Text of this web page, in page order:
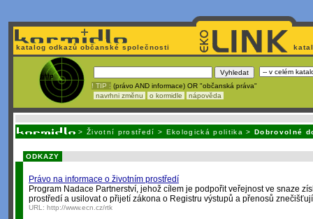
katalog odkazů občanské společnosti
! TIP : (právo AND informace) OR "občanská práva"
navrhni změnu
o kormidle nápověda
> Životní prostředí > Ekologická politika >Dobrovolné
ODKAZY
Právo na informace o životním prostředí
Program Nadace Partnerství, jehož cílem je podpořit veřejnost ve snaze
prostředí a usilovat o přijetí zákona o Registru výstupů a přenosů
URL: http://www.ecn.cz/rtk